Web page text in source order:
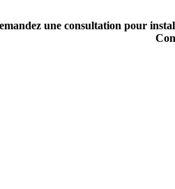
une consultation pour